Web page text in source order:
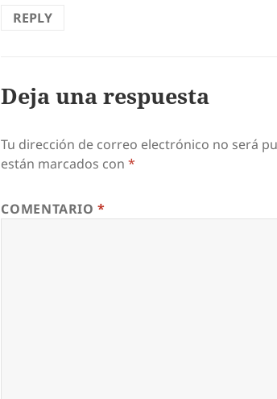
REPLY
Deja una respuesta
Tu dirección de correo electrónico no será
están marcados con*
COMENTARIO*